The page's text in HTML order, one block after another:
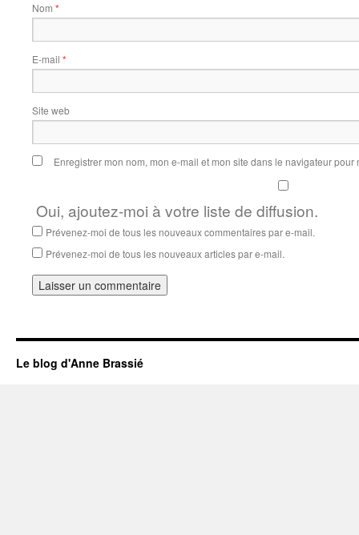
Nom *
E-mail *
Site web
Enregistrer mon nom, mon e-mail et mon site dans le navigateur
Oui, ajoutez-moi à votre liste de diffusion.
Prévenez-moi de tous les nouveaux commentaires par e-mail.
Prévenez-moi de tous les nouveaux articles par e-mail.
Le blog d'Anne Brassié